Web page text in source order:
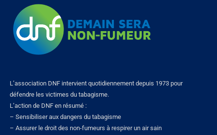
L’association DNF intervient quotidiennement depuis 1973 pour
défendre les victimes du tabagisme.
L’action de DNF en résumé :
– Sensibiliser aux dangers du tabagisme
– Assurer le droit des non-fumeurs à respirer un air sain